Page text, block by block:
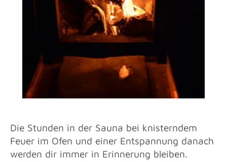
Die Stunden in der Sauna bei knisterndem
Feuer im Ofen und einer Entspannung danach
werden dir immer in Erinnerung bleiben.